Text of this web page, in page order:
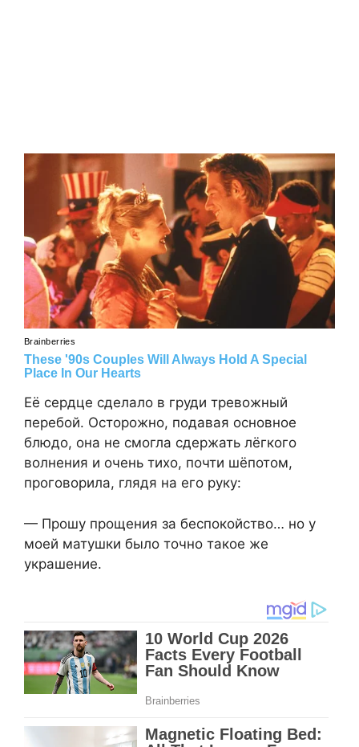
Её сердце сделало в груди тревожный
перебой. Осторожно, подавая основное
блюдо, она не смогла сдержать лёгкого
волнения и очень тихо, почти шёпотом,
проговорила, глядя на его руку:
— Прошу прощения за беспокойство… но у
моей матушки было точно такое же
украшение.